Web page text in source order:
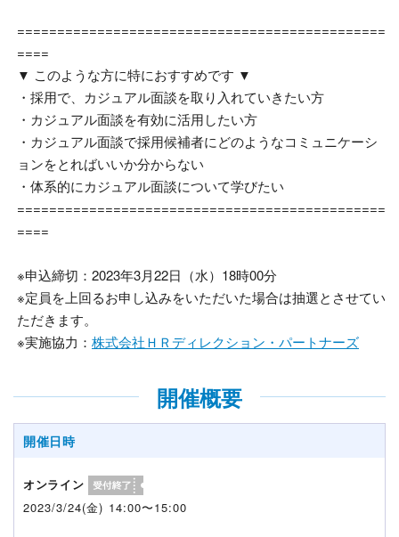
==============================================
====
▼ このような方に特におすすめです ▼
・採用で、カジュアル面談を取り入れていきたい方
・カジュアル面談を有効に活用したい方
・カジュアル面談で採用候補者にどのようなコミュニケーシ
ョンをとればいいか分からない
・体系的にカジュアル面談について学びたい
==============================================
====
※申込締切： 2023年3月22日（水） 18時00分
※定員を上回るお申し込みをいただいた場合は抽選とさせてい
ただきます。
※実施協力： 株式会社ＨＲディレクション・パートナーズ
開催概要
開催日時
オンライン
2023/3/24(金) 14:00〜15:00